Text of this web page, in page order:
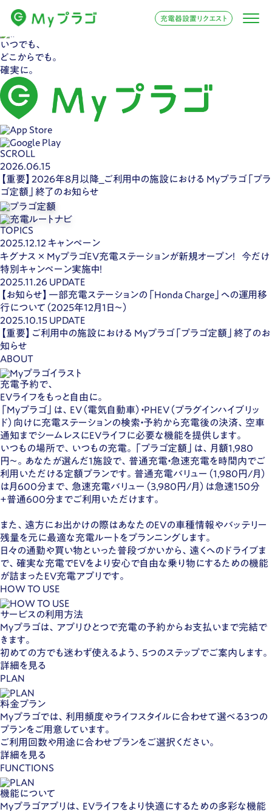
充電器設置リクエスト
いつでも、
どこからでも。
確実に。
SCROLL
2026.06.15
【重要】2026年8月以降_ご利用中の施設における Myプラゴ「プラ
ゴ定額」終了のお知らせ
TOPICS
2025.12.12 キャンペーン
キグナス × MyプラゴEV充電ステーションが新規オープン！ 今だけ
特別キャンペーン実施中！
2025.11.26 UPDATE
【お知らせ】一部充電ステーションの「Honda Charge」への運用移
行について（2025年12月1日〜）
2025.10.15 UPDATE
【重要】ご利用中の施設における Myプラゴ「プラゴ定額」終了のお
知らせ
ABOUT
充電予約で、
EVライフをもっと自由に。
「Myプラゴ」は、EV（電気自動車）・PHEV（プラグインハイブリッ
ド）向けに充電ステーションの検索・予約から充電後の決済、空車
通知までシームレスにEVライフに必要な機能を提供します。
いつもの場所で、いつもの充電。「プラゴ定額」は、月額1,980
円〜。あなたが選んだ1施設で、普通充電・急速充電を時間内でご
利用いただける定額プランです。普通充電バリュー（1,980円/月）
は月600分まで、急速充電バリュー（3,980円/月）は急速150分
+普通600分までご利用いただけます。
また、遠方にお出かけの際はあなたのEVの車種情報やバッテリー
残量を元に最適な充電ルートをプランニングします。
日々の通勤や買い物といった普段づかいから、遠くへのドライブま
で、確実な充電でEVをより安心で自由な乗り物にするための機能
が詰まったEV充電アプリです。
HOW TO USE
サービスの利用方法
Myプラゴは、アプリひとつで充電の予約からお支払いまで完結で
きます。
初めての方でも迷わず使えるよう、5つのステップでご案内します。
詳細を見る
PLAN
料金プラン
Myプラゴでは、利用頻度やライフスタイルに合わせて選べる3つの
プランをご用意しています。
ご利用回数や用途に合わせプランをご選択ください。
詳細を見る
FUNCTIONS
機能について
Myプラゴアプリは、EVライフをより快適にするための多彩な機能